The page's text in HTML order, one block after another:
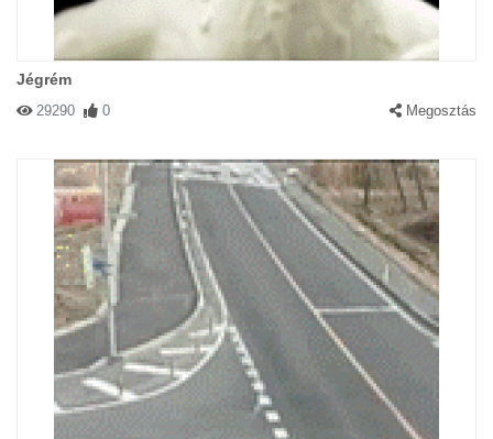
Jégrém
29290 0 Megosztás